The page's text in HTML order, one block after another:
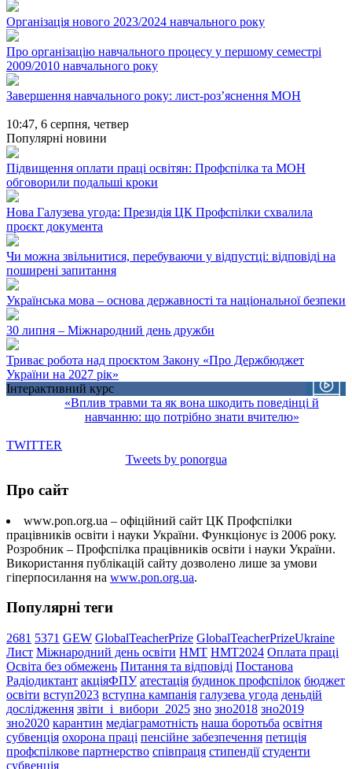
Організація нового 2023/2024 навчального року
Про організацію навчального процесу у першому семестрі
2009/2010 навчального року
Завершення навчального року: лист-розʼяснення МОН
10:47, 6 серпня, четвер
Популярні новини
Підвищення оплати праці освітян: Профспілка та МОН
обговорили подальші кроки
Нова Галузева угода: Президія ЦК Профспілки схвалила
проєкт документа
Чи можна звільнитися, перебуваючи у відпустці: відповіді на
поширені запитання
Українська мова – основа державності та національної безпеки
30 липня – Міжнародний день дружби
Триває робота над проєктом Закону «Про Держбюджет
України на 2027 рік»
Інтерактивний курс
«Вплив травми та як вона шкодить поведінці й
навчанню: що потрібно знати вчителю»
TWITTER
Tweets by ponorgua
Про сайт
www.pon.org.ua – офіційний сайт ЦК Профспілки
працівників освіти і науки України. Функціонує із 2006 року.
Розробник – Профспілка працівників освіти і науки України.
Використання публікацій сайту дозволено лише за умови
гіперпосилання на www.pon.org.ua.
Популярні теги
2681 5371 GEW GlobalTeacherPrize GlobalTeacherPrizeUkraine
Лист Міжнародний день освіти НМТ НМТ2024 Оплата праці
Освіта без обмежень Питання та відповіді Постанова
Радіодиктант акціяФПУ атестація будинок профспілок бюджет
освіти вступ2023 вступна кампанія галузева угода деньдій
дослідження звіти_і_вибори_2025 зно зно2018 зно2019
зно2020 карантин медіаграмотність наша боротьба освітня
субвенція охорона праці пенсійне забезпечення петиція
профспілкове партнерство співпраця стипендії студенти
субвенція